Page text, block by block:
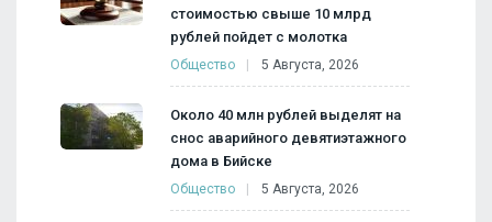
стоимостью свыше 10 млрд
рублей пойдет с молотка
Общество 5 Августа, 2026
Около 40 млн рублей выделят на
снос аварийного девятиэтажного
дома в Бийске
Общество 5 Августа, 2026